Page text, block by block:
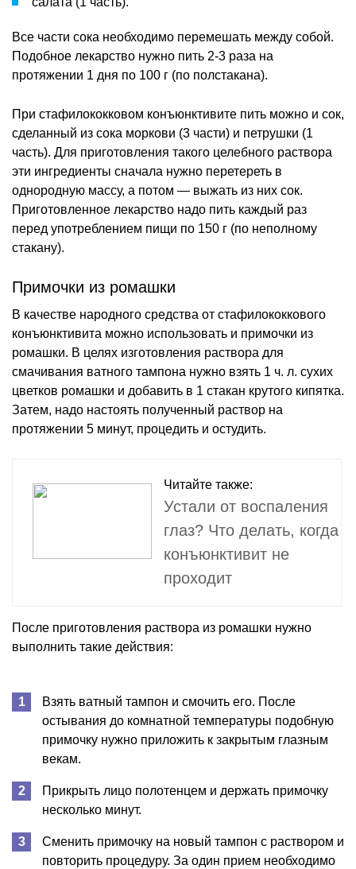
Все части сока необходимо перемешать между собой.
Подобное лекарство нужно пить 2-3 раза на
протяжении 1 дня по 100 г (по полстакана).
При стафилококковом конъюнктивите пить можно и сок,
сделанный из сока моркови (3 части) и петрушки (1
часть). Для приготовления такого целебного раствора
эти ингредиенты сначала нужно перетереть в
однородную массу, а потом — выжать из них сок.
Приготовленное лекарство надо пить каждый раз
перед употреблением пищи по 150 г (по неполному
стакану).
Примочки из ромашки
В качестве народного средства от стафилококкового
конъюнктивита можно использовать и примочки из
ромашки. В целях изготовления раствора для
смачивания ватного тампона нужно взять 1 ч. л. сухих
цветков ромашки и добавить в 1 стакан крутого кипятка.
Затем, надо настоять полученный раствор на
протяжении 5 минут, процедить и остудить.
Читайте также:
Устали от воспаления
глаз? Что делать, когда
конъюнктивит не
проходит
После приготовления раствора из ромашки нужно
выполнить такие действия:
Взять ватный тампон и смочить его. После
остывания до комнатной температуры подобную
примочку нужно приложить к закрытым глазным
векам.
Прикрыть лицо полотенцем и держать примочку
несколько минут.
Сменить примочку на новый тампон с раствором и
повторить процедуру. За один прием необходимо